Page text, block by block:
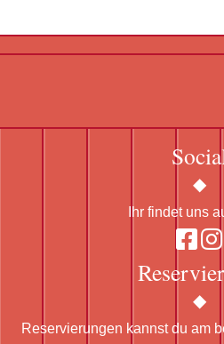
Ihr findet uns
Reservierungen kannst du am